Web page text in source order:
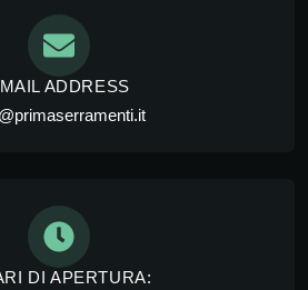
ADDRESS
DI APERTURA: